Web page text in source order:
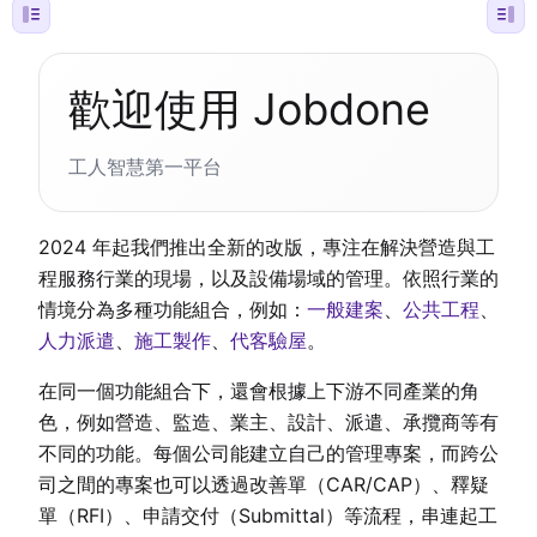
歡迎使用 Jobdone
工人智慧第一平台
2024 年起我們推出全新的改版，專注在解決營造與工
程服務行業的現場，以及設備場域的管理。依照行業的
情境分為多種功能組合，例如： 一般建案、 公共工程、
人力派遣、 施工製作、 代客驗屋。
在同一個功能組合下，還會根據上下游不同產業的角
色，例如營造、監造、業主、設計、派遣、承攬商等有
不同的功能。每個公司能建立自己的管理專案，而跨公
司之間的專案也可以透過改善單（CAR/CAP）、釋疑
單（RFI）、申請交付（Submittal）等流程，串連起工